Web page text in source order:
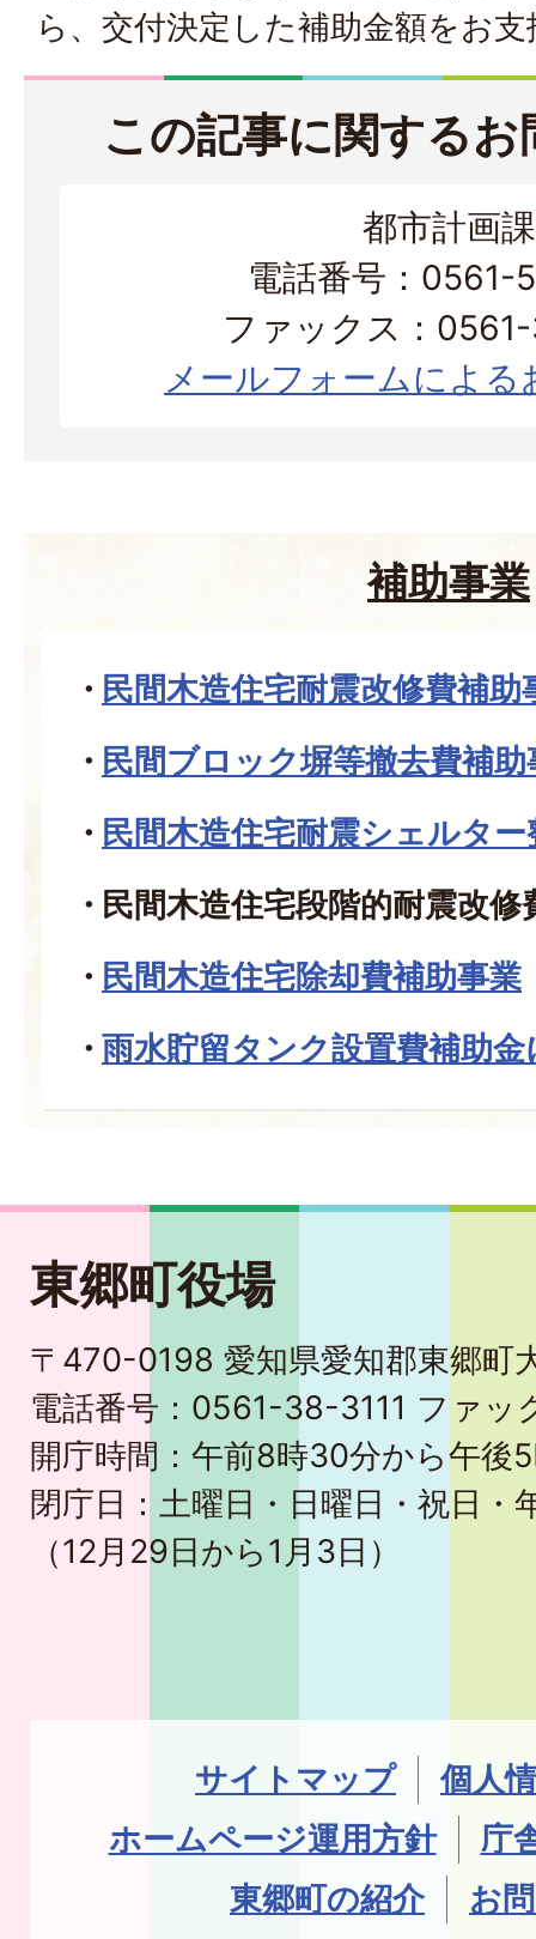
ら、交付決定した補助金額をお
この記事に関する
都市計画課
電話番号：0561-
ファックス：
メールフォームによる
補助事業
民間木造住宅耐震改修費補助
民間ブロック塀等撤去費補助
民間木造住宅耐震シェルタ
民間木造住宅段階的耐震改修
民間木造住宅除却費補助事業
雨水貯留タンク設置費補助
東郷町役場
〒470-0198 愛知県愛知郡東郷町
電話番号：0561-38-3111 ファ
開庁時間：午前8時30分から午後
閉庁日：土曜日・日曜日・祝日・
（12月29日から1月3日）
サイトマップ
個人
ホームページ運用方針
庁
東郷町の紹介
お